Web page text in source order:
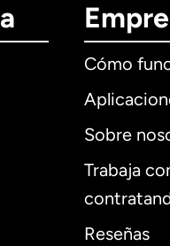
Cómo
Sobre
Trabaja
Reseñas